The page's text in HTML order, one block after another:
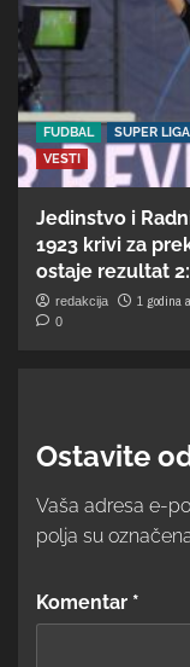
FUDBAL
SUPER LIGA
VESTI
Jedinstvo i
1923 krivi za
ostaje rezultat
redakcija 1 godina
0
Ostavite
Vaša adresa e-
polja su
Komentar *